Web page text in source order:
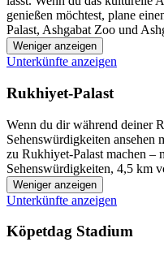
genießen möchtest, plane
Palast, Ashgabat Zoo und
Weniger anzeigen
Unterkünfte anzeigen
Rukhiyet-Palast
Wenn du dir während deiner
Sehenswürdigkeiten ansehen
zu Rukhiyet-Palast machen –
Sehenswürdigkeiten, 4,5 km
Weniger anzeigen
Unterkünfte anzeigen
Köpetdag Stadium